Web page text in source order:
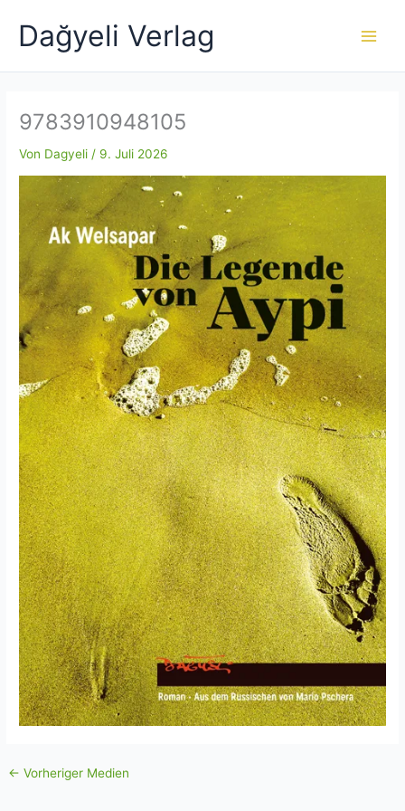
Inhalt
springen
Dağyeli Verlag
9783910948105
Von Dagyeli / 9. Juli 2026
← Vorheriger Medien